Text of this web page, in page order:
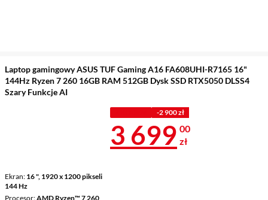
Laptop gamingowy ASUS TUF Gaming A16 FA608UHI-R7165 16"
144Hz Ryzen 7 260 16GB RAM 512GB Dysk SSD RTX5050 DLSS4
Szary Funkcje AI
Ekran 16 ", 1920 x 1200 pikseli
144 Hz
Procesor AMD Ryzen™ 7 260
-2 900 zł
Cena 3 699 zł
3 699 00
zł